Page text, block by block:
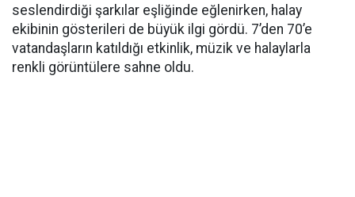
seslendirdiği şarkılar eşliğinde eğlenirken, halay
ekibinin gösterileri de büyük ilgi gördü. 7’den 70’e
vatandaşların katıldığı etkinlik, müzik ve halaylarla
renkli görüntülere sahne oldu.